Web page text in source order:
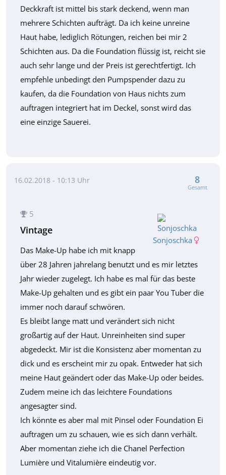
Deckkraft ist mittel bis stark deckend, wenn man
mehrere Schichten aufträgt. Da ich keine unreine
Haut habe, lediglich Rötungen, reichen bei mir 2
Schichten aus. Da die Foundation flüssig ist, reicht sie
auch sehr lange und der Preis ist gerechtfertigt. Ich
empfehle unbedingt den Pumpspender dazu zu
kaufen, da die Foundation von Haus nichts zum
auftragen integriert hat im Deckel, sonst wird das
eine einzige Sauerei.
16.02.2018 - 10:13 Uhr 8
Gesamt
Sonjoschka
5
Vintage
Das Make-Up habe ich mit knapp
über 28 Jahren jahrelang benutzt und es mir letztes
Jahr wieder zugelegt. Ich habe es mal für das beste
Make-Up gehalten und es gibt ein paar You Tuber die
immer noch darauf schwören.
Es bleibt lange matt und verändert sich nicht
großartig auf der Haut. Unreinheiten sind super
abgedeckt. Mir ist die Konsistenz aber momentan zu
dick und es erscheint mir zu opak. Entweder hat sich
meine Haut geändert oder das Make-Up oder beides.
Zudem meine ich das leichtere Foundations
angesagter sind.
Ich könnte es aber mal mit Pinsel oder Foundation Ei
auftragen um zu schauen, wie es sich dann verhält.
Aber momentan ziehe ich die Chanel Perfection
Lumière und Vitalumière eindeutig vor.